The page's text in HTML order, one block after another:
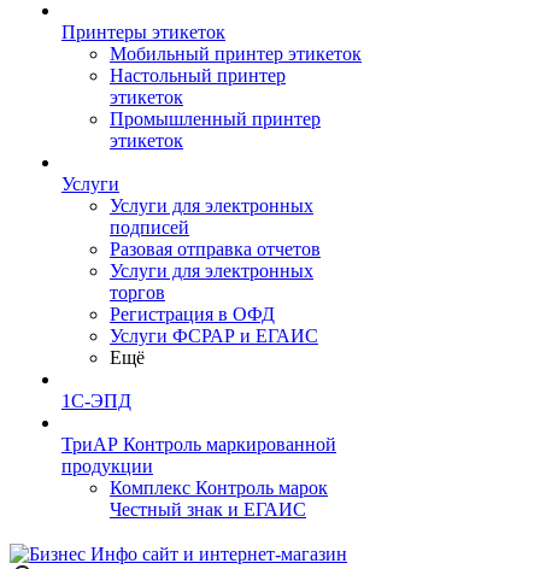
Принтеры этикеток
Мобильный принтер этикеток
Настольный принтер
этикеток
Промышленный принтер
этикеток
Услуги
Услуги для электронных
подписей
Разовая отправка отчетов
Услуги для электронных
торгов
Регистрация в ОФД
Услуги ФСРАР и ЕГАИС
Ещё
1С-ЭПД
ТриАР Контроль маркированной
продукции
Комплекс Контроль марок
Честный знак и ЕГАИС